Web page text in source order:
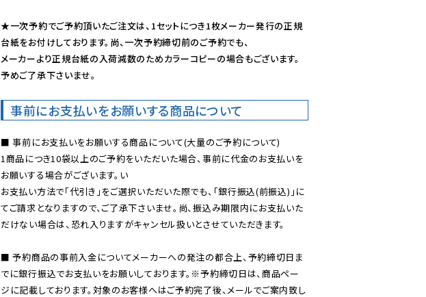
★一次予約でご予約頂いたご注文は、1セットにつき1枚メーカー発行の正規
台紙をお付けしております。尚、一次予約締切前のご予約でも、
メーカーより正規台紙の入荷減数のためカラーコピーの場合もございます。
予めご了承下さいませ。
事前にお支払いをお願いする商品について
■ 事前にお支払いをお願いする商品について(大量のご予約について)
1商品につき10袋以上のご予約をいただいた場合、事前に代金のお支払いを
お願いする場合がございます。い
お支払い方法で「代引き」をご選択いただいた際でも、「銀行振込(前振込)」に
てご請求となりますので、ご了承下さいませ。尚、振込み期限内にお支払いた
だけない場合は、恐れ入りますがキャンセル扱いとさせていただきます。
■ 予約商品の事前入金についてメーカーへの発注の都合上、予約締切日ま
でに銀行振込でお支払いをお願いしております。※予約締切日は、商品ペー
ジに記載しております。対象のお客様へはご予約完了後、メールでご案内致し